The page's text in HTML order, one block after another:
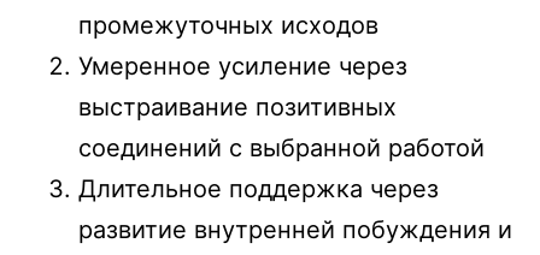
промежуточных исходов
Умеренное усиление через
выстраивание позитивных
соединений с выбранной работой
Длительное поддержка через
развитие внутренней побуждения и